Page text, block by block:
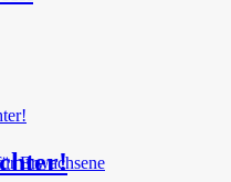
Erwachsene